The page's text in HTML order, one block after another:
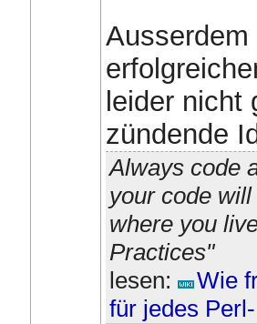
leider nicht
zündende
Always code
your code
where you
Practices"
lesen:
Wie
für jedes